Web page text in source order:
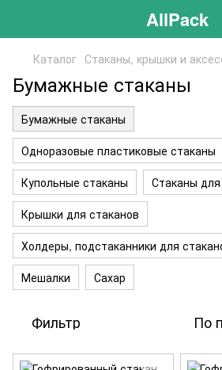
AllPack
Каталог Стаканы, крышки и
Бумажные стаканы
Бумажные стаканы
Одноразовые пластиковые стаканы
Купольные стаканы
Стаканы
Крышки для стаканов
Холдеры, подстаканники для
Мешалки
Сахар
Фильтр По